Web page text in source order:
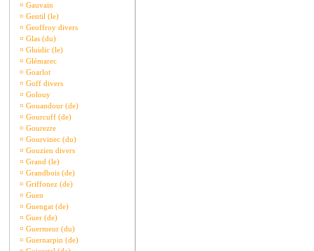
¤ Gauvain
¤ Gentil (le)
¤ Geoffroy divers
¤ Glas (du)
¤ Gluidic (le)
¤ Glémarec
¤ Goarlot
¤ Goff divers
¤ Golouy
¤ Gouandour (de)
¤ Gourcuff (de)
¤ Gourezre
¤ Gourvinec (du)
¤ Gouzien divers
¤ Grand (le)
¤ Grandbois (de)
¤ Griffonez (de)
¤ Guen
¤ Guengat (de)
¤ Guer (de)
¤ Guermeur (du)
¤ Guernarpin (de)